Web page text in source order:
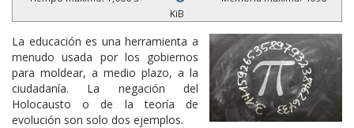
KiB
La educación es una herramienta a
menudo usada por los gobiernos
para moldear, a medio plazo, a la
ciudadanía. La negación del
Holocausto o de la teoría de
evolución son solo dos ejemplos.